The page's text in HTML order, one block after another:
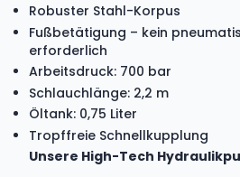
Robuster Stahl-Korpus
Fußbetätigung – kein
erforderlich
Arbeitsdruck: 700 bar
Schlauchlänge: 2,2 m
Öltank: 0,75 Liter
Tropffreie Schnellkupplung
Unsere High-Tech